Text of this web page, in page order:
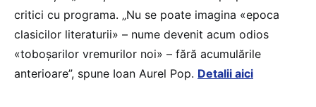
critici cu programa. „Nu se poate imagina «epoca
clasicilor literaturii» – nume devenit acum odios
«toboșarilor vremurilor noi» – fără acumulările
anterioare”, spune Ioan Aurel Pop. Detalii aici